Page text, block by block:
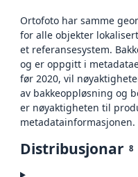
Ortofoto har samme
for alle objekter
et referansesystem.
og er oppgitt i
før 2020, vil
av bakkeoppløsning og
er nøyaktigheten til
metadatainformasjonen.
Distribusjonar 8